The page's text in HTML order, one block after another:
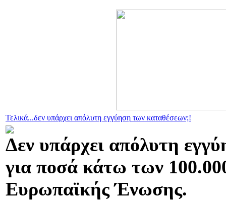
Τελικά...δεν υπάρχει απόλυτη εγγύηση των καταθέσεων;!
Δεν υπάρχει απόλυτη
για ποσά κάτω των
Ευρωπαϊκής Ένωσης.